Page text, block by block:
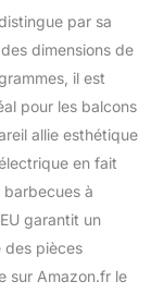
fumoir
des
bois
saveurs
avec 2
ou
arômes
par sa
dimensions de
il est
pour les balcons
allie esthétique
en fait
à
garantit un
des pièces
sur Amazon.fr le